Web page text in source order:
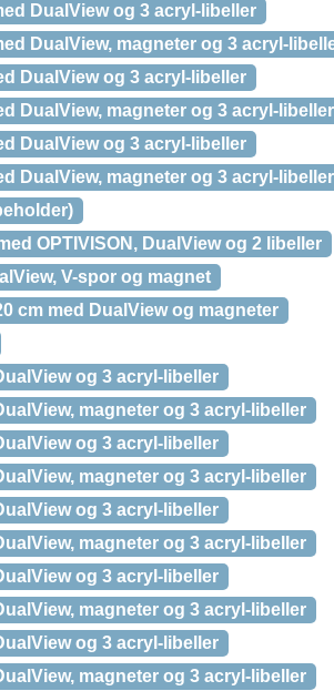
DualView og 3 acryl-libeller
DualView, magneter og 3 acryl-
DualView og 3 acryl-libeller
DualView, magneter og 3 acryl-libeller
DualView og 3 acryl-libeller
DualView, magneter og 3 acryl-libeller
OPTIVISON, DualView og 2 libeller
V-spor og magnet
cm med DualView og magneter
og 3 acryl-libeller
magneter og 3 acryl-libeller
og 3 acryl-libeller
magneter og 3 acryl-libeller
og 3 acryl-libeller
magneter og 3 acryl-libeller
og 3 acryl-libeller
magneter og 3 acryl-libeller
og 3 acryl-libeller
magneter og 3 acryl-libeller